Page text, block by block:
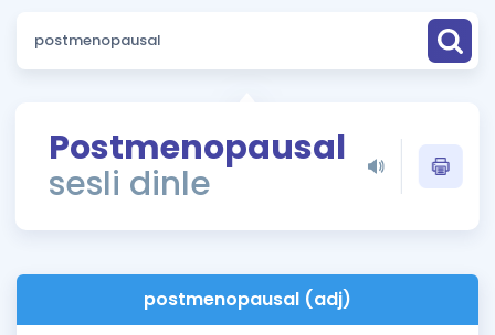
Puan Hesaplama
ÖSYM Sınav Takvimi
Kampanyalar
İngilizce Gramer
Postmenopausal
sesli dinle
postmenopausal (adj)